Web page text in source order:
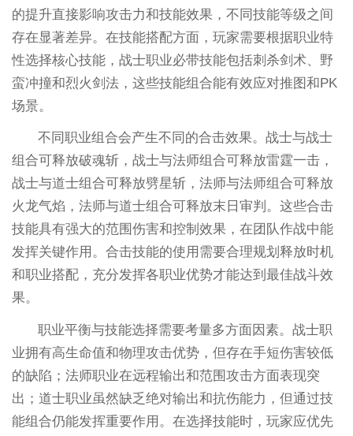
的提升直接影响攻击力和技能效果，不同技能等级之间
存在显著差异。在技能搭配方面，玩家需要根据职业特
性选择核心技能，战士职业必带技能包括刺杀剑术、野
蛮冲撞和烈火剑法，这些技能组合能有效应对推图和PK
场景。
不同职业组合会产生不同的合击效果。战士与战士
组合可释放破魂斩，战士与法师组合可释放雷霆一击，
战士与道士组合可释放劈星斩，法师与法师组合可释放
火龙气焰，法师与道士组合可释放末日审判。这些合击
技能具有强大的范围伤害和控制效果，在团队作战中能
发挥关键作用。合击技能的使用需要合理规划释放时机
和职业搭配，充分发挥各职业优势才能达到最佳战斗效
果。
职业平衡与技能选择需要考量多方面因素。战士职
业拥有高生命值和物理攻击优势，但存在手短伤害较低
的缺陷；法师职业在远程输出和范围攻击方面表现突
出；道士职业虽然缺乏绝对输出和抗伤能力，但通过技
能组合仍能发挥重要作用。在选择技能时，玩家应优先